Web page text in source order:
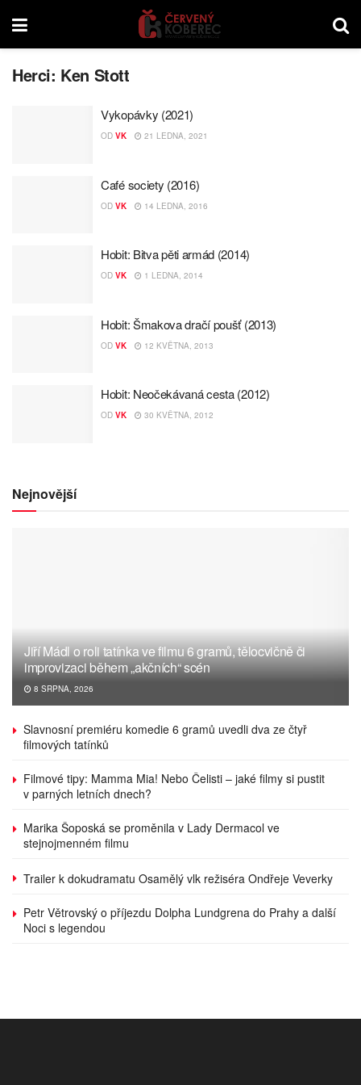
Herci: Ken Stott
Vykopávky (2021)
OD VK 21 LEDNA, 2021
Café society (2016)
OD VK 14 LEDNA, 2016
Hobit: Bitva pěti armád (2014)
OD VK 1 LEDNA, 2014
Hobit: Šmakova dračí poušť (2013)
OD VK 12 KVĚTNA, 2013
Hobit: Neočekávaná cesta (2012)
OD VK 30 KVĚTNA, 2012
Nejnovější
Jiří Mádl o roli tatínka ve filmu 6 gramů, tělocvičně či
improvizaci během „akčních“ scén
8 SRPNA, 2026
Slavnosní premiéru komedie 6 gramů uvedli dva ze čtyř
filmových tatínků
Filmové tipy: Mamma Mia! Nebo Čelisti – jaké filmy si pustit
v parných letních dnech?
Marika Šoposká se proměnila v Lady Dermacol ve
stejnojmenném filmu
Trailer k dokudramatu Osamělý vlk režiséra Ondřeje Veverky
Petr Větrovský o příjezdu Dolpha Lundgrena do Prahy a další
Noci s legendou